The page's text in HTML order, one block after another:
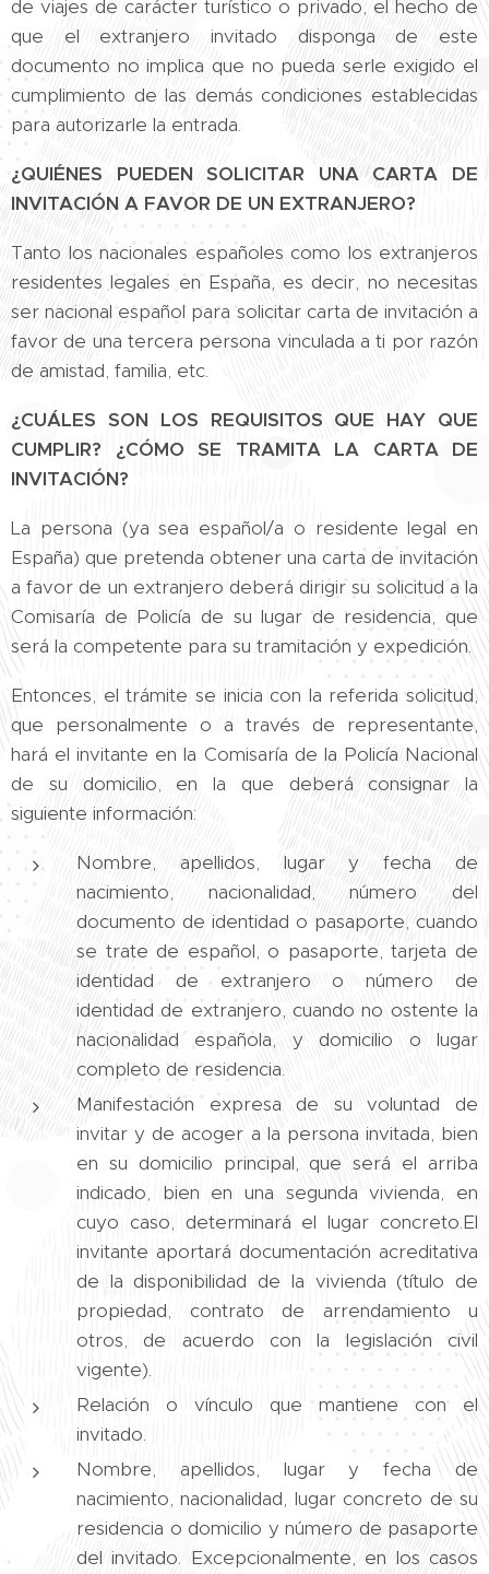
de viajes de carácter turístico o privado, el hecho de
que el extranjero invitado disponga de este
documento no implica que no pueda serle exigido el
cumplimiento de las demás condiciones establecidas
para autorizarle la entrada.
¿QUIÉNES PUEDEN SOLICITAR UNA CARTA DE
INVITACIÓN A FAVOR DE UN EXTRANJERO?
Tanto los nacionales españoles como los extranjeros
residentes legales en España, es decir, no necesitas
ser nacional español para solicitar carta de invitación a
favor de una tercera persona vinculada a ti por razón
de amistad, familia, etc.
¿CUÁLES SON LOS REQUISITOS QUE HAY QUE
CUMPLIR? ¿CÓMO SE TRAMITA LA CARTA DE
INVITACIÓN?
La persona (ya sea español/a o residente legal en
España) que pretenda obtener una carta de invitación
a favor de un extranjero deberá dirigir su solicitud a la
Comisaría de Policía de su lugar de residencia, que
será la competente para su tramitación y expedición.
Entonces, el trámite se inicia con la referida solicitud,
que personalmente o a través de representante,
hará el invitante en la Comisaría de la Policía Nacional
de su domicilio, en la que deberá consignar la
siguiente información:
Nombre, apellidos, lugar y fecha de
nacimiento, nacionalidad, número del
documento de identidad o pasaporte, cuando
se trate de español, o pasaporte, tarjeta de
identidad de extranjero o número de
identidad de extranjero, cuando no ostente la
nacionalidad española, y domicilio o lugar
completo de residencia.
Manifestación expresa de su voluntad de
invitar y de acoger a la persona invitada, bien
en su domicilio principal, que será el arriba
indicado, bien en una segunda vivienda, en
cuyo caso, determinará el lugar concreto.El
invitante aportará documentación acreditativa
de la disponibilidad de la vivienda (título de
propiedad, contrato de arrendamiento u
otros, de acuerdo con la legislación civil
vigente).
Relación o vínculo que mantiene con el
invitado.
Nombre, apellidos, lugar y fecha de
nacimiento, nacionalidad, lugar concreto de su
residencia o domicilio y número de pasaporte
del invitado. Excepcionalmente, en los casos